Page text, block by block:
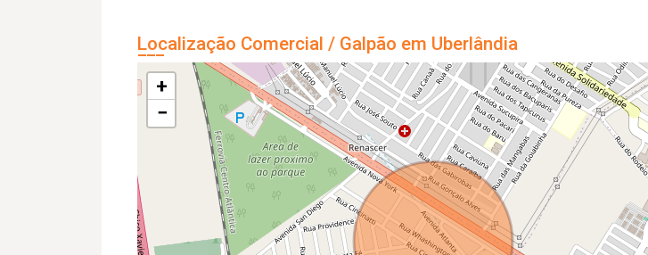
Localização Comercial / Galpão em Uberlândia
+
−